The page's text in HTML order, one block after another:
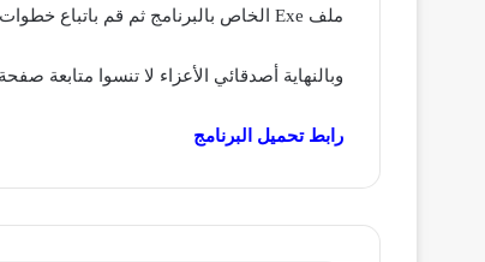
ملف Exe الخاص بالبرنامج ثم قم باتباع خطوات الاستخدام الموجودة بالفقرة السابقة .
وبالنهاية أصدقائي الأعزاء لا تنسوا متابعة
رابط تحميل البرنامج